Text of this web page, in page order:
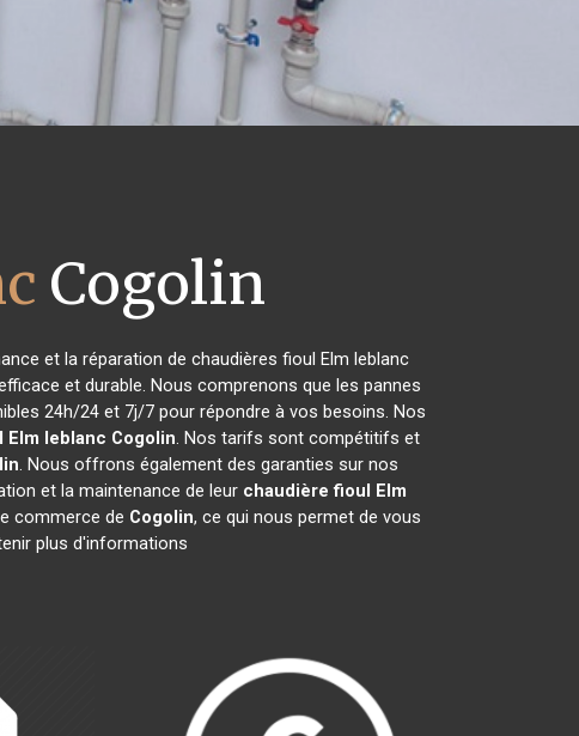
Cogolin
et la réparation de chaudières fioul Elm leblanc
et durable. Nous comprenons que les pannes
24h/24 et 7j/7 pour répondre à vos besoins. Nos
Elm leblanc Cogolin. Nos tarifs sont compétitifs et
. Nous offrons également des garanties sur nos
et la maintenance de leur chaudière fioul Elm
commerce de Cogolin, ce qui nous permet de vous
plus d'informations